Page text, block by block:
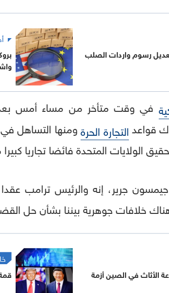
رسوم واردات الصلب
في وقت متأخر من مساء أمس بعد
قواعدالتجارة الحرةومنها التساهل
الولايات المتحدة فائضا تجاريا
جيمسون جرير، إنه والرئيس ترامب
هناك خلافات جوهرية بيننا بشأن حل
الأثاث في الصين أزمة